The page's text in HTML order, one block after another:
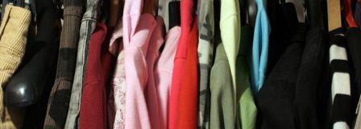
Mat & jordbruk
Skog
Social hållbarhet
252 ARTIKLAR
Landsbygd
939 ARTIKLAR
Livsstil & konsumtion